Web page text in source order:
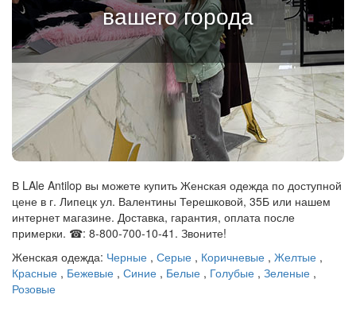
вашего города
В LAle Antilop вы можете купить Женская одежда по доступной
цене в г. Липецк ул. Валентины Терешковой, 35Б или нашем
интернет магазине. Доставка, гарантия, оплата после
примерки. ☎: 8-800-700-10-41. Звоните!
Женская одежда: Черные , Серые , Коричневые , Желтые ,
Красные , Бежевые , Синие , Белые , Голубые , Зеленые ,
Розовые